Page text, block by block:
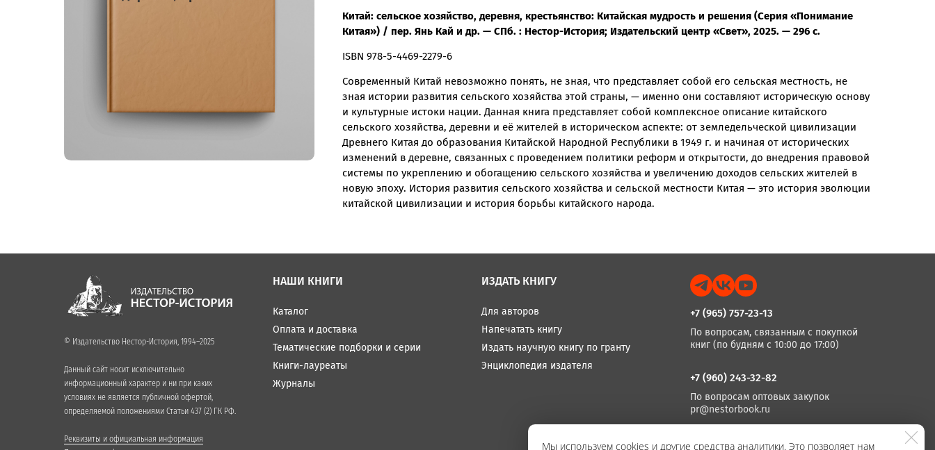
Китай: сельское хозяйство, деревня, крестьянство: Китайская мудрость и решения (Серия «Понимание
Китая») / пер. Янь Кай и др. — СПб. : Нестор-История; Издательский центр «Свет», 2025. — 296 с.
ISBN 978-5-4469-2279-6
Современный Китай невозможно понять, не зная, что представляет собой его сельская местность, не
зная истории развития сельского хозяйства этой страны, — именно они составляют историческую основу
и культурные истоки нации. Данная книга представляет собой комплексное описание китайского
сельского хозяйства, деревни и её жителей в историческом аспекте: от земледельческой цивилизации
Древнего Китая до образования Китайской Народной Республики в 1949 г. и начиная от исторических
изменений в деревне, связанных с проведением политики реформ и открытости, до внедрения правовой
системы по укреплению и обогащению сельского хозяйства и увеличению доходов сельских жителей в
новую эпоху. История развития сельского хозяйства и сельской местности Китая — это история эволюции
китайской цивилизации и история борьбы китайского народа.
© Издательство Нестор-История, 1994–2025
Данный сайт носит исключительно
информационный характер и ни при каких
условиях не является публичной офертой,
определяемой положениями Статьи 437 (2) ГК РФ.
Реквизиты и официальная информация
НАШИ КНИГИ
Каталог
Оплата и доставка
Тематические подборки и серии
Книги-лауреаты
Журналы
ИЗДАТЬ КНИГУ
Для авторов
Напечатать книгу
Издать научную книгу по гранту
Энциклопедия издателя
+7 (965) 757-23-13
По вопросам, связанным с покупкой
книг (по будням с 10:00 до 17:00)
+7 (960) 243-32-82
По вопросам оптовых закупок
pr@nestorbook.ru
+7 (812) 983-03-74, +7 (812) 235 15 86
Мы используем cookies и другие средства аналитики. Это позволяет нам